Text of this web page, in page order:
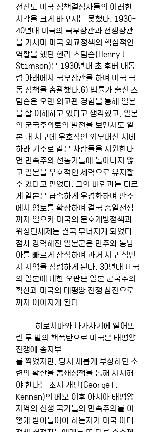
전진도 미국 정책결정자들의 이러한
시각을 크게 바꾸지는 못했다. 1930-
40년대 미국의 국무장관과 전쟁장관
을 거치며 미국 외교정책의 핵심적인
역할을 했던 헨리 스팀슨(Henry L.
Stimson)은 1930년대 초 후버 대통
령 아래에서 국무장관을 하며 미국 극
동 정책을 총괄했다.6) 법률가 출신 스
팀슨은 오랜 외교관 경험을 통해 일본
을 잘 이해하고 있다고 생각했고, 일본
의 군국주의로의 발전을 보면서도 일
본 내 서구에 우호적인 외무대신 시데
하라 기주로 같은 사람들을 지원한다
면 민족주의 선동가들에 놀아나지 않
고 일본을 우호적인 세력으로 유지할
수 있다고 믿었다. 그의 바람과는 다르
게 일본은 급속하게 우경화하며 만주
에서 영토를 확장하며 결국 중일전쟁
까지 일으켜 미국의 문호개방정책과
워싱턴체제는 결국 무너지게 되었다.
점차 강력해진 일본군은 만주와 동남
아를 빠르게 잠식하며 과거 서구 식민
지 지역을 점령하게 된다. 30년대 미국
의 일본에 대한 오판은 일본 군국주의
확산과 미국의 태평양 전쟁 참전으로
까지 이어지게 된다.
린 두 발의 핵폭탄으로 미국은 태평양
전쟁에 종지부
를 찍었지만, 당시 새롭게 부상하던 소
련의 확산을 봉쇄정책을 통해 저지해
야 한다는 조지 캐넌(George F.
Kennan)의 메모 이후 아시아 태평양
지역의 신생 국가들의 민족주의를 어
떻게 받아들여야 하는지가 미국 아태